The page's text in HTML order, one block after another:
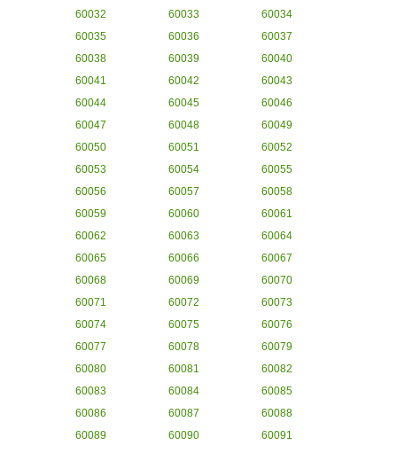
60032
60033
60034
60035
60036
60037
60038
60039
60040
60041
60042
60043
60044
60045
60046
60047
60048
60049
60050
60051
60052
60053
60054
60055
60056
60057
60058
60059
60060
60061
60062
60063
60064
60065
60066
60067
60068
60069
60070
60071
60072
60073
60074
60075
60076
60077
60078
60079
60080
60081
60082
60083
60084
60085
60086
60087
60088
60089
60090
60091